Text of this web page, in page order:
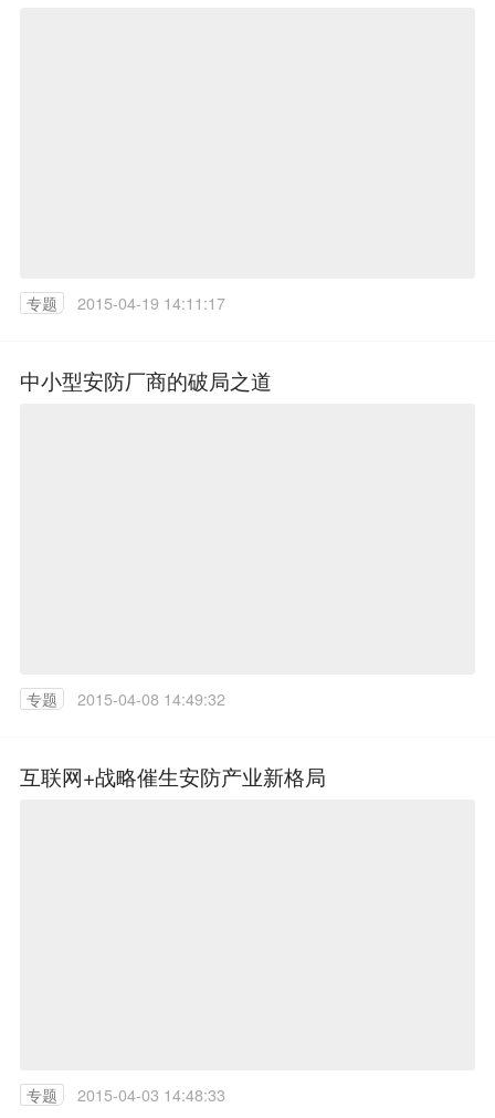
专题 2015-04-19 14:11:17
中小型安防厂商的破局之道
专题 2015-04-08 14:49:32
互联网+战略催生安防产业新格局
专题 2015-04-03 14:48:33